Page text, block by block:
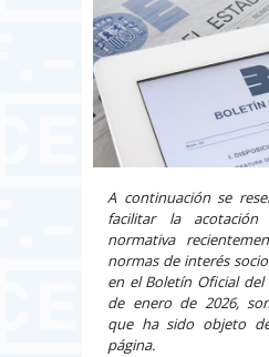
A continuación se
facilitar la
normativa
normas de interés
en el Boletín Oficial del
de enero de 2026,
que ha sido objeto
página.